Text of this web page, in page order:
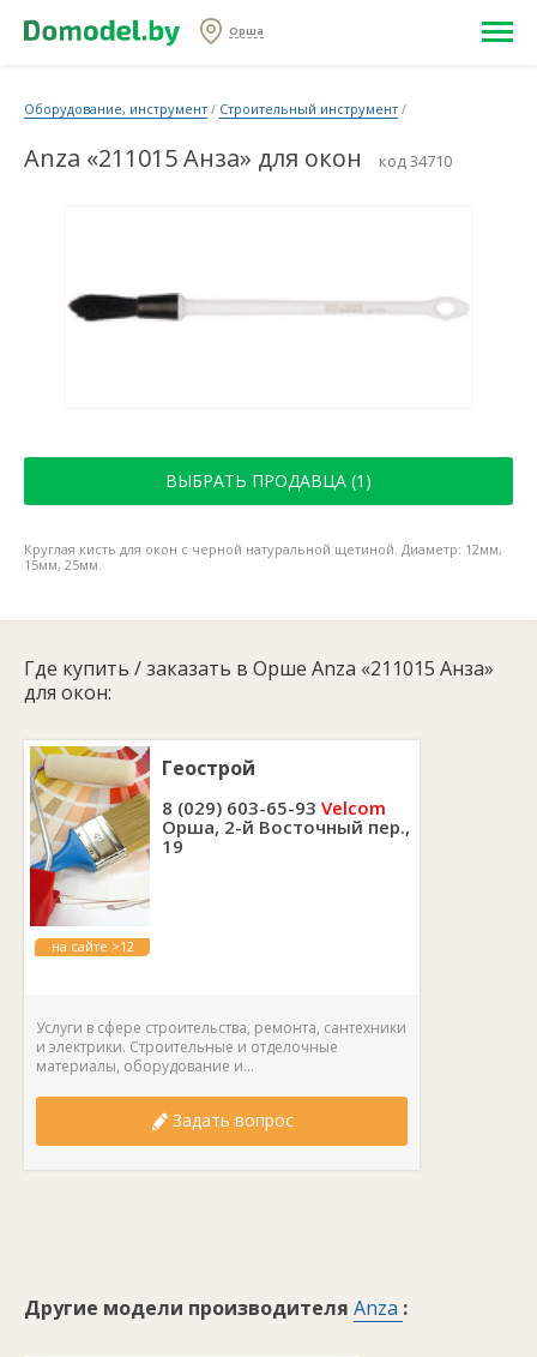
Орша
Оборудование, инструмент / Строительный инструмент /
Anza «211015 Анза» для окон код 34710
ВЫБРАТЬ ПРОДАВЦА (1)
Круглая кисть для окон с черной натуральной щетиной. Диаметр: 12мм,
15мм, 25мм.
Где купить / заказать в Орше Anza «211015 Анза»
для окон:
на сайте >12
Геострой
8 (029) 603-65-93 Velcom
Орша, 2-й Восточный пер.,
19
Услуги в сфере строительства, ремонта, сантехники
и электрики. Строительные и отделочные
материалы, оборудование и...
Задать вопрос
Другие модели производителя Anza :